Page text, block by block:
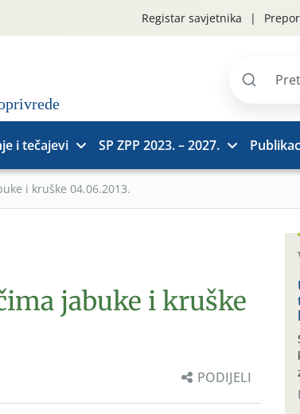
Registar savjetnika
Pretraži
i tečajevi SP ZPP 2023. – 2027.
i kruške 04.06.2013.
jabuke i kruške
PODIJELI